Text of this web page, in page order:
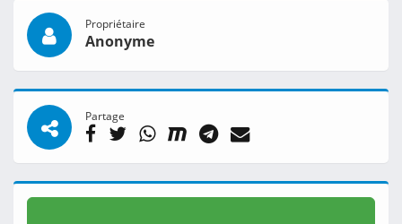
Propriétaire
Anonyme
Partage